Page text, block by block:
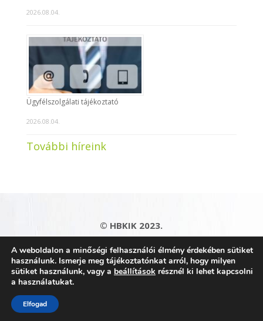
2026.08.04.
Ügyfélszolgálati tájékoztató
2026.08.04.
További híreink
© HBKIK 2023.
Adatkezelési tájékoztató|Impresszum|
Kapcsolat|Honlaptérkép
A weboldalon a minőségi felhasználói élmény érdekében sütiket
használunk. Ismerje meg tájékoztatónkat arról, hogy milyen
sütiket használunk, vagy a beállítások résznél ki lehet kapcsolni
a használatukat.
Elfogad